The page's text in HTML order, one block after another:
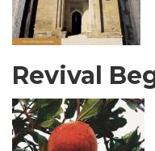
Revival